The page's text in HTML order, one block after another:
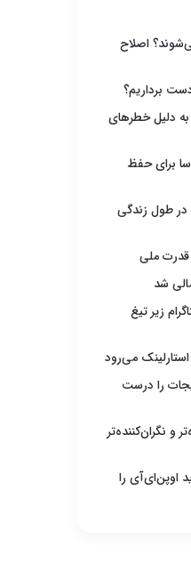
اصلاح
برداریم؟
به دلیل خطرهای
ناسا برای حفظ
در طول زندگی
قدرت ملی
شد
زیر تیغ
را درست
و نگران‌کننده‌تر
اوپن‌ای‌آی را